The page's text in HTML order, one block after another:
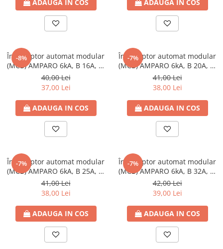
Statie incarcare AUTO
Tablouri electrice
Tablouri electrice IP40
Tablouri electrice - PT
Tablouri electrice - ST
Tablouri Combo (Curenti tari +
media)
Tablouri electrice aparente - usa
Tablouri electrice incastrate - usa
alba metal
Tablouri electrice IP65
Tablouri Multimedia
ADAUGA IN COS ADAUGA IN COS
-8%
Întreruptor automat modular
(MCB) AMPARO 6kA, B 16A, 2-
poli
40,00 Lei
37,00 Lei
ADAUGA IN COS
-7%
Întreruptor automat modular
(MCB) AMPARO 6kA, B 20A, 2-
poli
41,00 Lei
38,00 Lei
ADAUGA IN COS
-7%
Întreruptor automat modular
(MCB) AMPARO 6kA, B 25A, 2-
poli
41,00 Lei
38,00 Lei
ADAUGA IN COS
-7%
Întreruptor automat modular
(MCB) AMPARO 6kA, B 32A, 2-
poli
42,00 Lei
39,00 Lei
ADAUGA IN COS